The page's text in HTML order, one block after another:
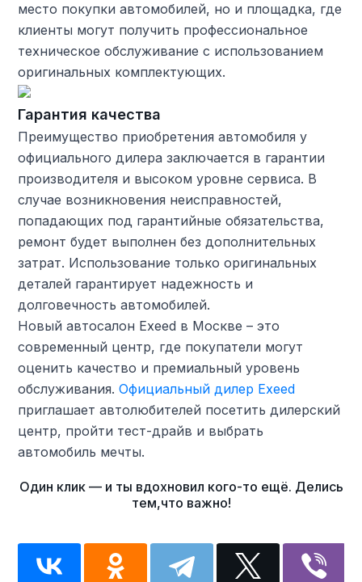
место покупки автомобилей, но и площадка, где
клиенты могут получить профессиональное
техническое обслуживание с использованием
оригинальных комплектующих.
Гарантия качества
Преимущество приобретения автомобиля у
официального дилера заключается в гарантии
производителя и высоком уровне сервиса. В
случае возникновения неисправностей,
попадающих под гарантийные обязательства,
ремонт будет выполнен без дополнительных
затрат. Использование только оригинальных
деталей гарантирует надежность и
долговечность автомобилей.
Новый автосалон Exeed в Москве – это
современный центр, где покупатели могут
оценить качество и премиальный уровень
обслуживания.Официальный дилер Exeed
приглашает автолюбителей посетить дилерский
центр, пройти тест-драйв и выбрать
автомобиль мечты.